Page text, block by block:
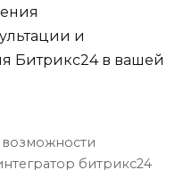
и
Битрикс24 в вашей
битрикс24